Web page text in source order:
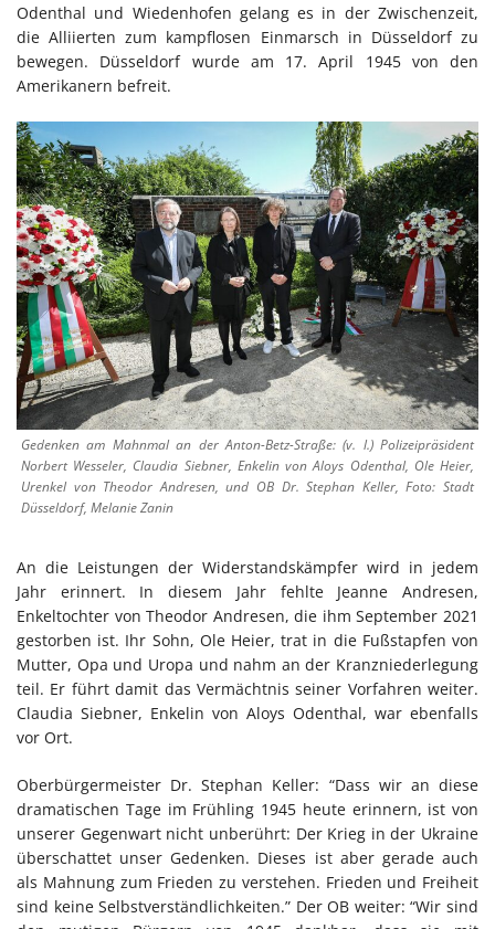
Odenthal und Wiedenhofen gelang es in der Zwischenzeit,
die Alliierten zum kampflosen Einmarsch in Düsseldorf zu
bewegen. Düsseldorf wurde am 17. April 1945 von den
Amerikanern befreit.
Gedenken am Mahnmal an der Anton-Betz-Straße: (v. l.) Polizeipräsident
Norbert Wesseler, Claudia Siebner, Enkelin von Aloys Odenthal, Ole Heier,
Urenkel von Theodor Andresen, und OB Dr. Stephan Keller, Foto: Stadt
Düsseldorf, Melanie Zanin
An die Leistungen der Widerstandskämpfer wird in jedem
Jahr erinnert. In diesem Jahr fehlte Jeanne Andresen,
Enkeltochter von Theodor Andresen, die ihm September 2021
gestorben ist. Ihr Sohn, Ole Heier, trat in die Fußstapfen von
Mutter, Opa und Uropa und nahm an der Kranzniederlegung
teil. Er führt damit das Vermächtnis seiner Vorfahren weiter.
Claudia Siebner, Enkelin von Aloys Odenthal, war ebenfalls
vor Ort.
Oberbürgermeister Dr. Stephan Keller: “Dass wir an diese
dramatischen Tage im Frühling 1945 heute erinnern, ist von
unserer Gegenwart nicht unberührt: Der Krieg in der Ukraine
überschattet unser Gedenken. Dieses ist aber gerade auch
als Mahnung zum Frieden zu verstehen. Frieden und Freiheit
sind keine Selbstverständlichkeiten.” Der OB weiter: “Wir sind